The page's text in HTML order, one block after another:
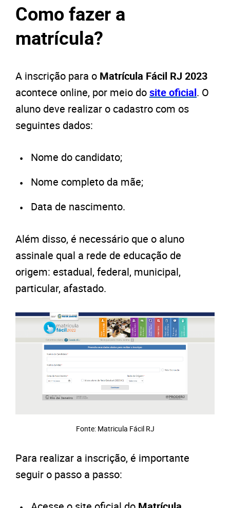
Como fazer a
matrícula?
A inscrição para o Matrícula Fácil RJ 2023
acontece online, por meio dosite oficial. O
aluno deve realizar o cadastro com os
seguintes dados:
Nome do candidato;
Nome completo da mãe;
Data de nascimento.
Além disso, é necessário que o aluno
assinale qual a rede de educação de
origem: estadual, federal, municipal,
particular, afastado.
Fonte: Matricula Fácil RJ
Para realizar a inscrição, é importante
seguir o passo a passo: